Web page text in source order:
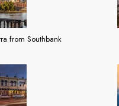
from Southbank